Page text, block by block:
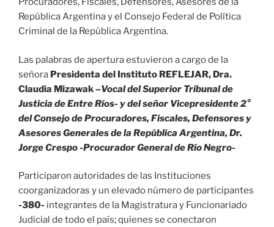
República Argentina y el Consejo Federal de Política
Criminal de la República Argentina.
Las palabras de apertura estuvieron a cargo de la
señora Presidenta del Instituto REFLEJAR, Dra.
Claudia Mizawak –Vocal del Superior Tribunal de
Justicia de Entre Ríos- y del señor Vicepresidente 2°
del Consejo de Procuradores, Fiscales, Defensores y
Asesores Generales de la República Argentina, Dr.
Jorge Crespo -Procurador General de Río Negro-
Participaron autoridades de las Instituciones
coorganizadoras y un elevado número de participantes
-380- integrantes de la Magistratura y Funcionariado
Judicial de todo el país; quienes se conectaron